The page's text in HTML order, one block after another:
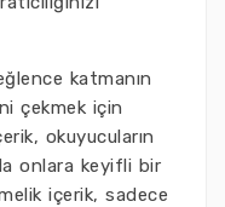
katmanın
çekmek için
okuyucuların
onlara keyifli bir
içerik, sadece